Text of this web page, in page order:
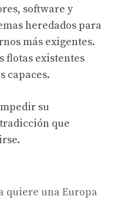
software y
heredados para
más exigentes.
flotas existentes
capaces.
su
que
quiere una Europa